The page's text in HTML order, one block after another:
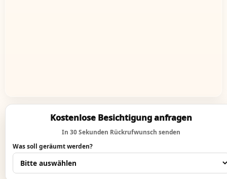
Kostenlose Besichtigung anfragen
In 30 Sekunden Rückrufwunsch senden
Was soll geräumt werden?